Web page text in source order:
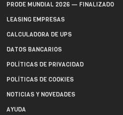
PRODE MUNDIAL 2026 — FINALIZADO
LEASING EMPRESAS
CALCULADORA DE UPS
DATOS BANCARIOS
POLÍTICAS DE PRIVACIDAD
POLÍTICAS DE COOKIES
NOTICIAS Y NOVEDADES
AYUDA